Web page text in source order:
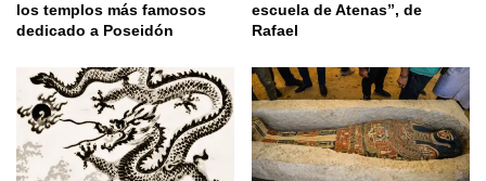
los templos más famosos
dedicado a Poseidón
escuela de Atenas”, de
Rafael